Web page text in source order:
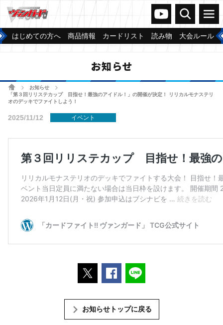
ヴァンガードch
検索 メニュー
はじめての方へ 商品情報 カードリスト 読み物 大会ルール
お知らせ
ホームお知らせ
「第３回リリステカップ 目指せ！最強のアイドル！」の開催が決定！ リリカルモナステリ
オのデッキでファイトしよう！
2025/11/12 イベント
ポストするFacebookでシェアする
お知らせトップに戻る